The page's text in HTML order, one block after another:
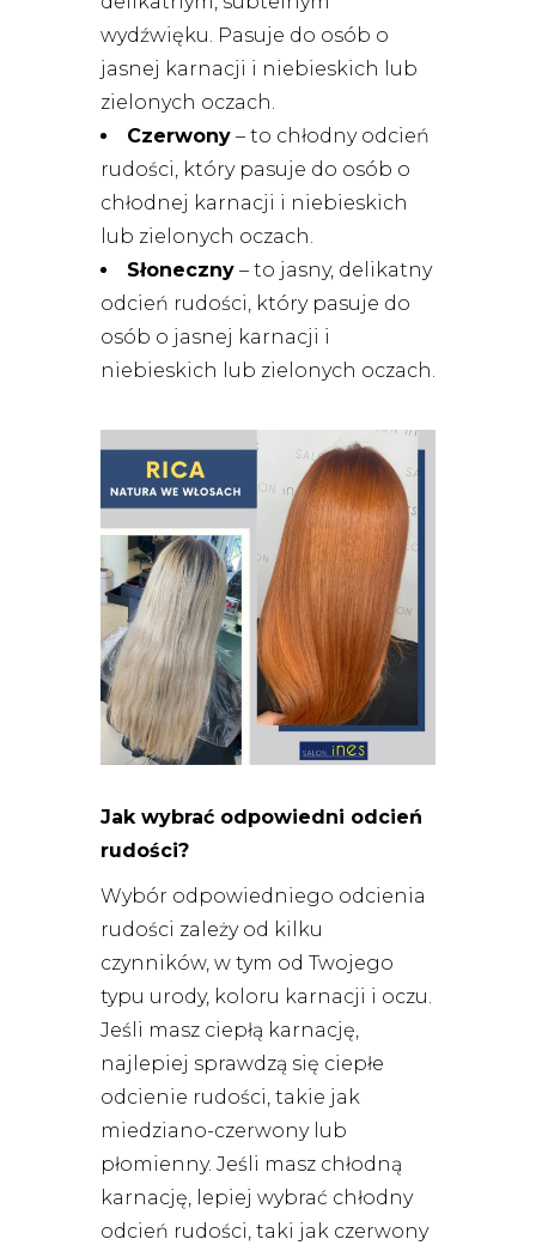
wydźwięku. Pasuje do osób o
jasnej karnacji i niebieskich lub
zielonych oczach.
Czerwony – to chłodny odcień
rudości, który pasuje do osób o
chłodnej karnacji i niebieskich
lub zielonych oczach.
Słoneczny – to jasny, delikatny
odcień rudości, który pasuje do
osób o jasnej karnacji i
niebieskich lub zielonych oczach.
Jak wybrać odpowiedni odcień
rudości?
Wybór odpowiedniego odcienia
rudości zależy od kilku
czynników, w tym od Twojego
typu urody, koloru karnacji i oczu.
Jeśli masz ciepłą karnację,
najlepiej sprawdzą się ciepłe
odcienie rudości, takie jak
miedziano-czerwony lub
płomienny. Jeśli masz chłodną
karnację, lepiej wybrać chłodny
odcień rudości, taki jak czerwony